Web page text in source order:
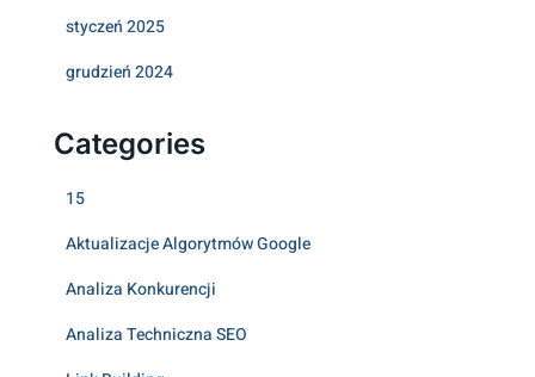
styczeń 2025
grudzień 2024
Categories
15
Aktualizacje Algorytmów Google
Analiza Konkurencji
Analiza Techniczna SEO